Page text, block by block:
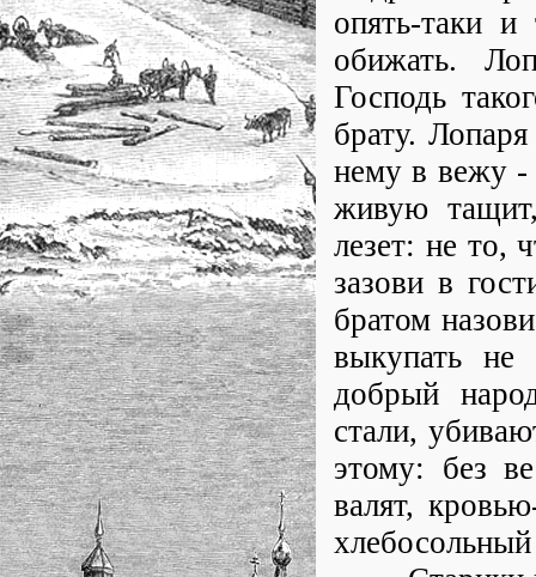
опять-таки
обижать.
Господь
брату.
нему в вежу -
живую
лезет: не то,
зазови в
братом
выкупать не
добрый
стали,
этому: без
валят,